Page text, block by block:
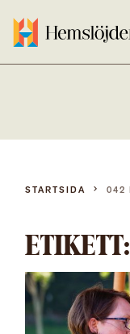
STARTSIDA 042
ETIKETT: